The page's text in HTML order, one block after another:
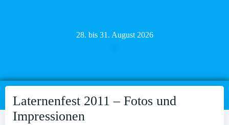
28. bis 31. August 2026
Laternenfest 2011 – Fotos und
Impressionen